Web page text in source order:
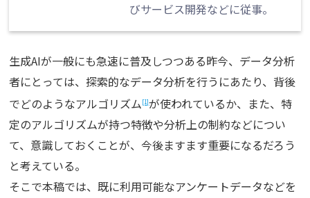
びサービス開発などに従事。
生成AIが一般にも急速に普及しつつある昨今、データ分析
者にとっては、探索的なデータ分析を行うにあたり、背後
でどのようなアルゴリズム[1]が使われているか、また、特
定のアルゴリズムが持つ特徴や分析上の制約などについ
て、意識しておくことが、今後ますます重要になるだろう
と考えている。
そこで本稿では、既に利用可能なアンケートデータなどを